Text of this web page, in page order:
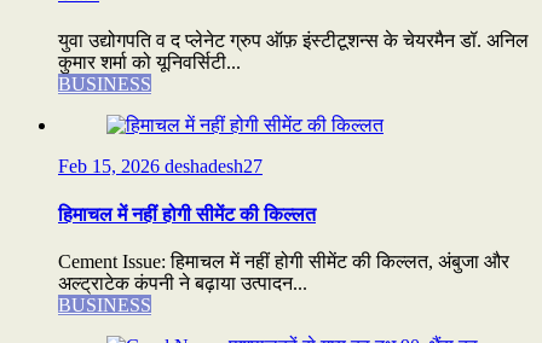
युवा उद्योगपति व द प्लेनेट ग्रुप ऑफ़ इंस्टीटूशन्स के चेयरमैन डॉ. अनिल
कुमार शर्मा को यूनिवर्सिटी...
BUSINESS
Feb 15, 2026 deshadesh27
हिमाचल में नहीं होगी सीमेंट की किल्लत
Cement Issue: हिमाचल में नहीं होगी सीमेंट की किल्लत, अंबुजा और
अल्ट्राटेक कंपनी ने बढ़ाया उत्पादन...
BUSINESS